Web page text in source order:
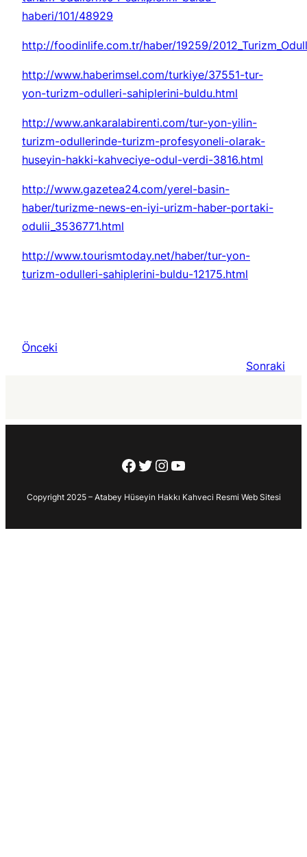
haberi/101/48929
http://foodinlife.com.tr/haber/19259/
http://www.haberimsel.com/turkiye/37551-tur-
yon-turizm-odulleri-sahiplerini-buldu.html
http://www.ankaralabirenti.com/tur-yon-yilin-
turizm-odullerinde-turizm-profesyoneli-olarak-
huseyin-hakki-kahveciye-odul-verdi-3816.html
http://www.gazetea24.com/yerel-basin-
haber/turizme-news-en-iyi-urizm-haber-portaki-
odulii_3536771.html
http://www.tourismtoday.net/haber/tur-yon-
turizm-odulleri-sahiplerini-buldu-12175.html
Önceki
Sonraki
Facebook
Twitter
Instagram
YouTube
Copyright 2025 – Atabey Hüseyin Hakkı Kahveci Resmi Web Sitesi